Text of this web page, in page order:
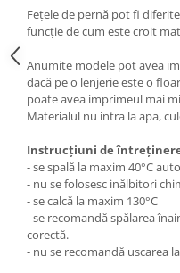
Fețele de pernă pot fi
funcție de cum este croit
Anumite modele pot avea
dacă pe o lenjerie este o
poate avea imprimeul mai
Materialul nu intra la apa,
Instrucțiuni de
- se spală la maxim 40°C
- nu se folosesc inălbitori
- se calcă la maxim 130°C
- se recomandă spălarea
- nu se recomandă uscarea